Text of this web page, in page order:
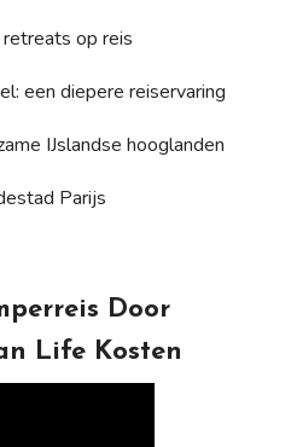
op reis
een diepere reiservaring
IJslandse hooglanden
Parijs
Door
Life Kosten